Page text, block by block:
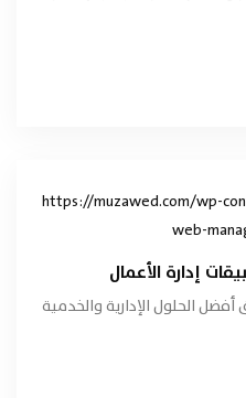
إدارة الأعمال
الحلول الإدارية والخدمية
إدارة الأعمال